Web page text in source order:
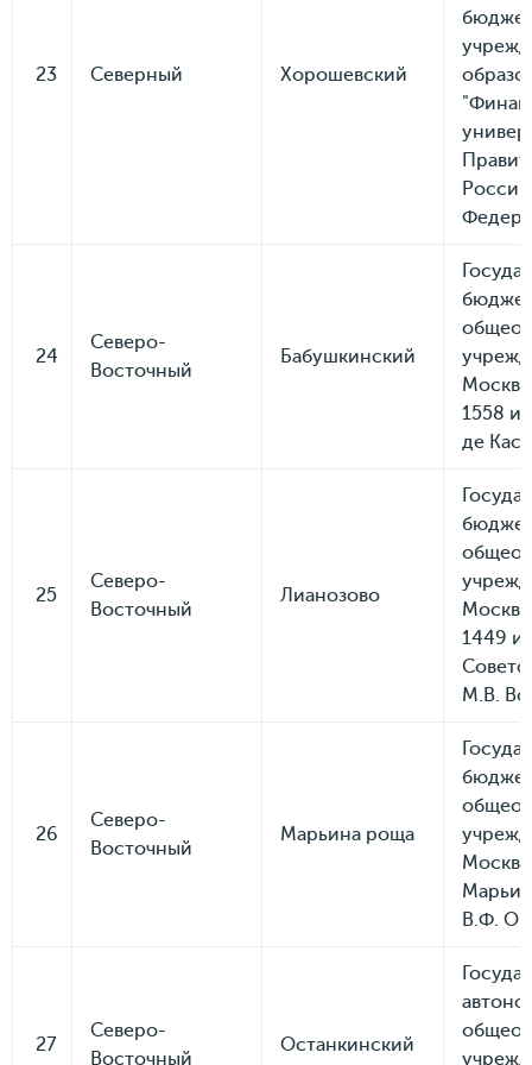
23 Северный Хорошевский
24
Северо-
Восточный
Бабушкинский
1558
де
25
Северо-
Восточный
Лианозово
1449
М.В.
26
Северо-
Восточный
Марьина роща
В.Ф.
27
Северо-
Восточный
Останкинский